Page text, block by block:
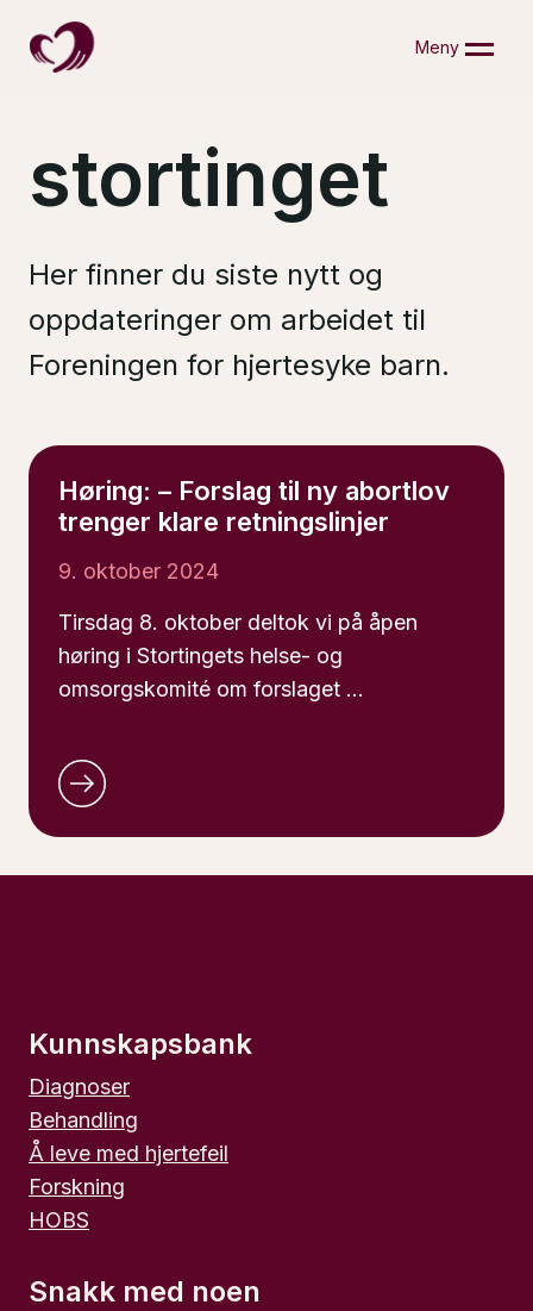
Meny
stortinget
Her finner du siste nytt og
oppdateringer om arbeidet til
Foreningen for hjertesyke barn.
Høring: – Forslag til ny abortlov
trenger klare retningslinjer
9. oktober 2024
Tirsdag 8. oktober deltok vi på åpen
høring i Stortingets helse- og
omsorgskomité om forslaget …
Kunnskapsbank
Diagnoser
Behandling
Å leve med hjertefeil
Forskning
HOBS
Snakk med noen